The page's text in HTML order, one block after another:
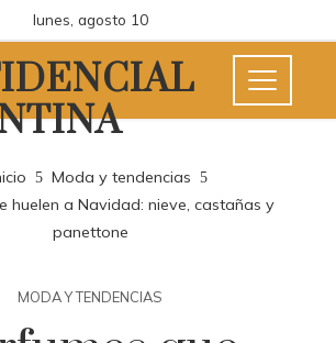
lunes, agosto 10
Moda y tendencias
huelen a Navidad: nieve, castañas y
panettone
MODA Y TENDENCIAS